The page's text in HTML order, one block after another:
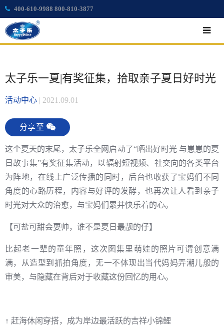
400-610-9988 800-810-3877
太子乐一夏|有奖征集，拾取亲子夏日好时光
活动中心 | 2021.09.01
分享至
这个夏天的末尾，太子乐全网启动了“晒出好时光 与崽崽的夏
日故事集”有奖征集活动，以辐射短视频、社交向的各类平台
为阵地，在线上广泛传播的同时，后台也收获了宝妈们不同
角度的心路历程，内容与好评的发酵，也再次让人看到亲子
时光对大众的治愈，与宝妈们累并快乐着的心。
【可盐可甜会耍帅，谁不是夏日最靓的仔】
比起老一辈的童年照，这次图集里萌娃的照片可谓创意满
满，从造型到抓拍角度，无一不体现出当代妈妈弄潮儿般的
审美，与隐藏在背后对于收藏这份回忆的用心。
↑ 赶海休闲穿搭，成为岸边最活跃的吉祥小锦鲤